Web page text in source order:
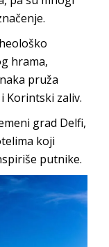
hrama,
pruža
Korintski zaliv.
grad Delfi,
koji
putnike.